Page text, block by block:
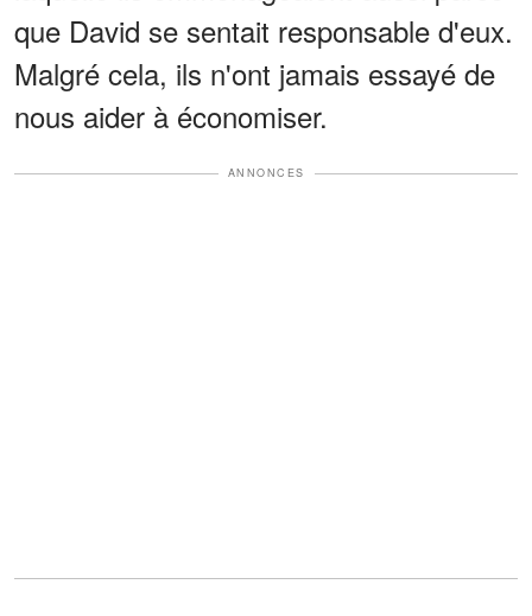
que David se sentait responsable d'eux.
Malgré cela, ils n'ont jamais essayé de
nous aider à économiser.
ANNONCES